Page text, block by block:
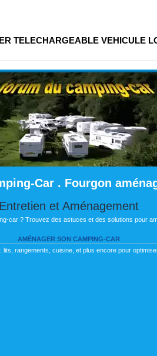
TELECHARGEABLE VEHICULE
Car . Fourgon
Entretien et Aménagement
car ? Trouvez des astuces et des solutions pour
AMÉNAGER SON CAMPING-CAR
lits, rangements, cuisine, et plus encore pour